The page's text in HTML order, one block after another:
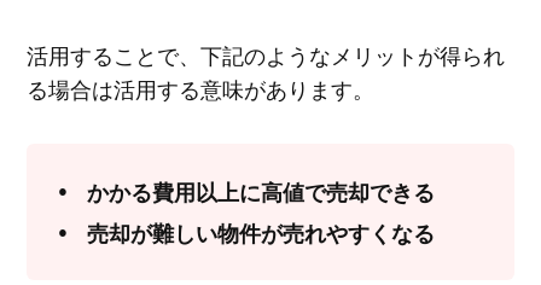
活用することで、下記のようなメリットが得られ
る場合は活用する意味があります。
かかる費用以上に高値で売却できる
売却が難しい物件が売れやすくなる